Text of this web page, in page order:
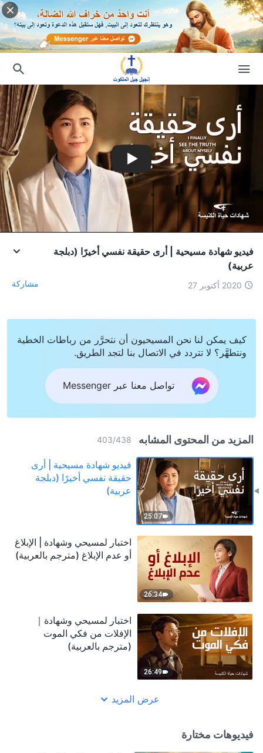
فيديو شهادة مسيحية | أرى حقيقة نفسي أخيرًا (دبلجة
عربية)
2020 أكتوبر 27 مشاركة
كيف يمكن لنا نحن المسيحيون أن نتحرَّر من رباطات الخطية
ونتطهَّر؟ لا تتردد في الاتصال بنا لتجد الطريق.
تواصل معنا عبر Messenger
المزيد من المحتوى المشابه 403/438
25:07
فيديو شهادة مسيحية | أرى
حقيقة نفسي أخيرًا (دبلجة
عربية)
26:34
اختبار لمسيحي وشهادة | الإبلاغ
أو عدم الإبلاغ (مترجم بالعربية)
26:49
اختبار لمسيحي وشهادة｜
الإفلات من فكي الموت
(مترجم بالعربية)
عرض المزيد
فيديوهات مختارة